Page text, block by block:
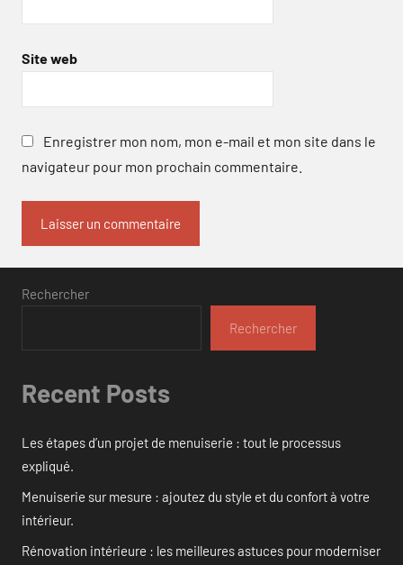
Site web
Enregistrer mon nom, mon e-mail et mon site dans le
navigateur pour mon prochain commentaire.
Rechercher
Rechercher
Recent Posts
Les étapes d’un projet de menuiserie : tout le processus
expliqué.
Menuiserie sur mesure : ajoutez du style et du confort à votre
intérieur.
Rénovation intérieure : les meilleures astuces pour moderniser